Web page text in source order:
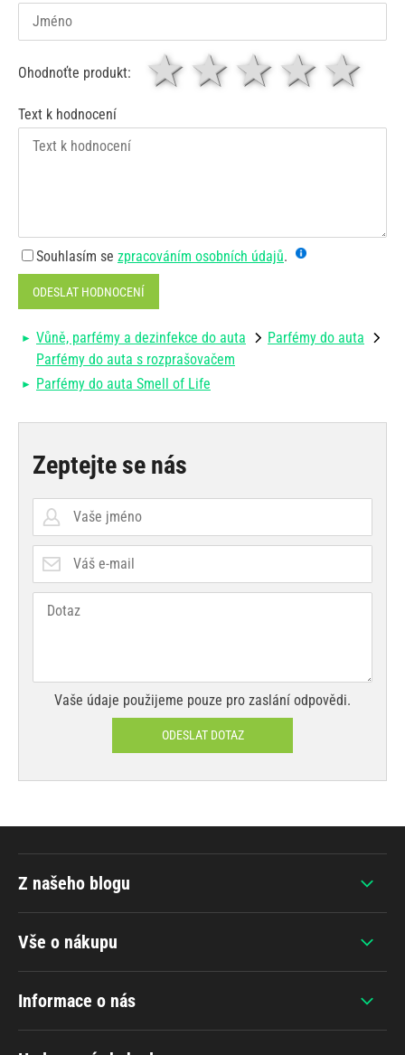
Ohodnoťte produkt: 4
3
2 hvězdy
1 hvězda
Text k hodnocení
Souhlasím se zpracováním osobních údajů.
ODESLAT HODNOCENÍ
Vůně, parfémy a dezinfekce do auta
Parfémy do auta
Parfémy do auta s rozprašovačem
Parfémy do auta Smell of Life
Zeptejte se nás
Vaše údaje použijeme pouze pro zaslání odpovědi.
ODESLAT DOTAZ
Vše o nákupu
Informace o nás
Z našeho blogu